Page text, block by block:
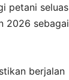
petani seluas
2026 sebagai
berjalan